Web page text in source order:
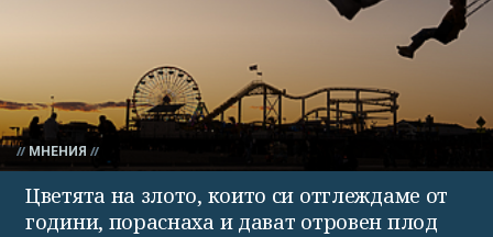
МНЕНИЯ
Цветята на злото, които си отглеждаме от
години, пораснаха и дават отровен плод